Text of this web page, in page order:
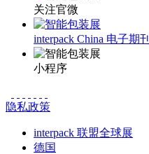
关注官微
interpack China 电子期刊
小程序
隐私政策
interpack 联盟全球展
德国